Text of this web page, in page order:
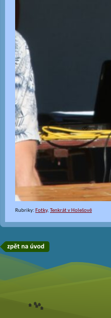
Rubriky: Fotky, Tenkrát v Holešově